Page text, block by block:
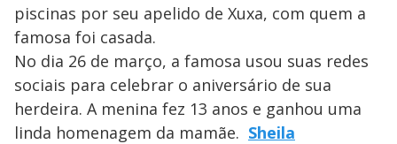
piscinas por seu apelido de Xuxa, com quem a
famosa foi casada.
No dia 26 de março, a famosa usou suas redes
sociais para celebrar o aniversário de sua
herdeira. A menina fez 13 anos e ganhou uma
linda homenagem da mamãe. Sheila